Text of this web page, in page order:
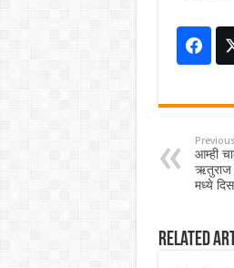
Previous
आम्ही
ऋतुराज
मध्ये
Related